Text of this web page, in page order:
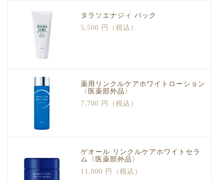
タラソエナジィ パック
5,500 円（税込）
薬用リンクルケアホワイトローション
〈医薬部外品〉
7,700 円（税込）
ゲオール リンクルケアホワイトセラ
ム〈医薬部外品〉
11,000 円（税込）